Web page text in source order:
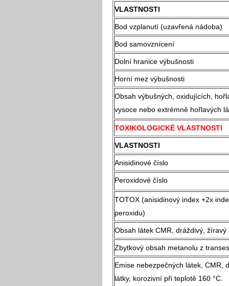
VLASTNOSTI
Bod vzplanutí (uzavřená nádoba)
Bod samovznícení
Dolní hranice výbušnosti
Horní mez výbušnosti
Obsah výbušných, oxidujících,
vysoce nebo extrémně hořlavých
TOXIKOLOGICKÉ VLASTNOSTI
VLASTNOSTI
Anisidinové číslo
Peroxidové číslo
TOTOX (anisidinový index +2x
peroxidu)
Obsah látek CMR, dráždivý, žíravý
Zbytkový obsah metanolu z
Emise nebezpečných látek, CMR,
látky, korozivní při teplotě 160 °C.